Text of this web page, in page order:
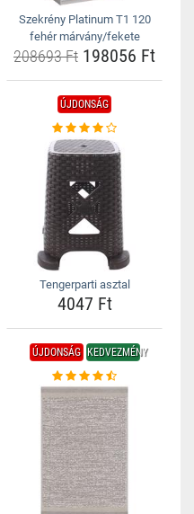
Szekrény Platinum T1 120
fehér márvány/fekete
208693 Ft 198056 Ft
ÚJDONSÁG
Tengerparti asztal
4047 Ft
ÚJDONSÁG KEDVEZMÉNY